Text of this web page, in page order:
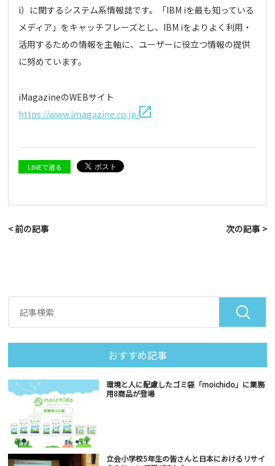
i）に関するシステム系情報誌です。「IBM iを最も知っている
メディア」をキャッチフレーズとし、IBM iをよりよく利用・
活用するための情報を主軸に、ユーザーに役立つ情報の提供
に努めています。
iMagazineのWEBサイト
https://www.imagazine.co.jp/
LINEで送る
< 前の記事 次の記事 >
おすすめ記事
環境と人に配慮したゴミ袋「moichido」に業務
用8商品が登場
立会小学校5年生の皆さんと日本におけるリサイ